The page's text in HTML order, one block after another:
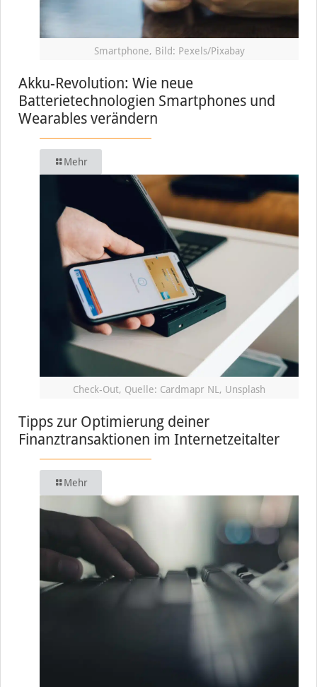
Smartphone, Bild: Pexels/Pixabay
Akku-Revolution: Wie neue
Batterietechnologien Smartphones und
Wearables verändern
Mehr
Check-Out, Quelle: Cardmapr NL, Unsplash
Tipps zur Optimierung deiner
Finanztransaktionen im Internetzeitalter
Mehr